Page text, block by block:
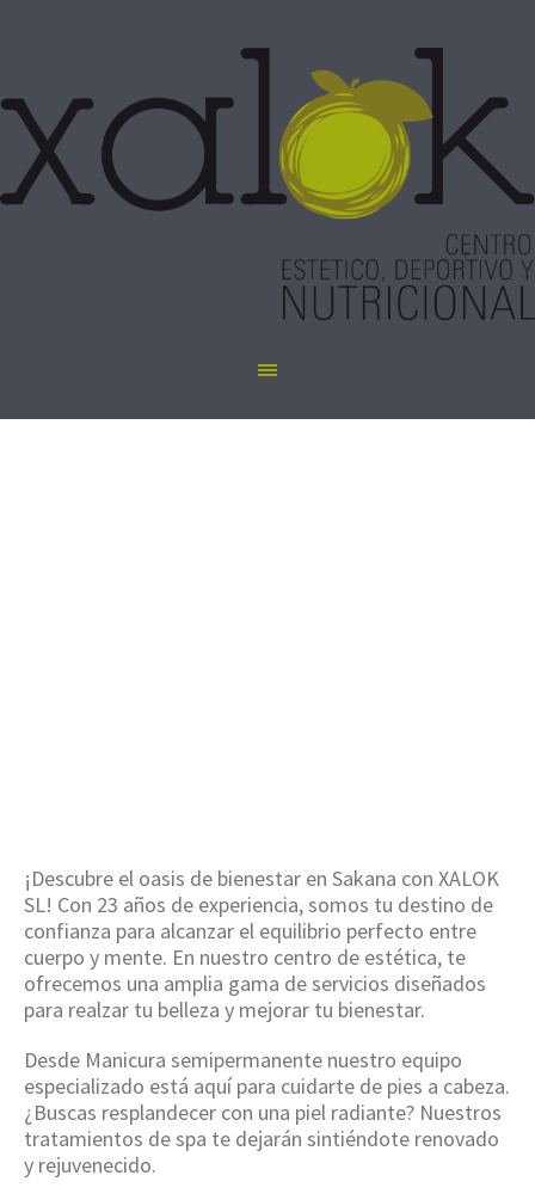
¡Descubre el oasis de bienestar en Sakana con XALOK
SL! Con 23 años de experiencia, somos tu destino de
confianza para alcanzar el equilibrio perfecto entre
cuerpo y mente. En nuestro centro de estética, te
ofrecemos una amplia gama de servicios diseñados
para realzar tu belleza y mejorar tu bienestar.
Desde Manicura semipermanente nuestro equipo
especializado está aquí para cuidarte de pies a cabeza.
¿Buscas resplandecer con una piel radiante? Nuestros
tratamientos de spa te dejarán sintiéndote renovado
y rejuvenecido.